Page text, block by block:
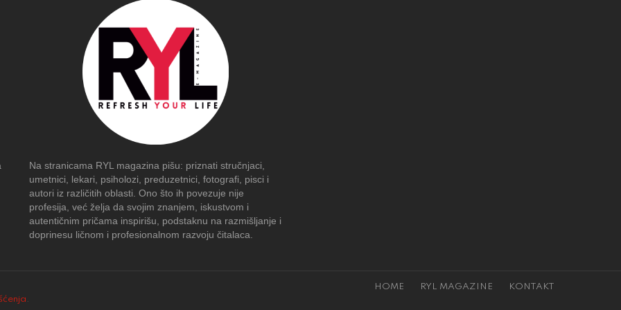
Na stranicama RYL magazina pišu: priznati stručnjaci,
umetnici, lekari, psiholozi, preduzetnici, fotografi, pisci i
autori iz različitih oblasti. Ono što ih povezuje nije
profesija, već želja da svojim znanjem, iskustvom i
autentičnim pričama inspirišu, podstaknu na razmišljanje i
doprinesu ličnom i profesionalnom razvoju čitalaca.
.
HOME RYL MAGAZINE KONTAKT